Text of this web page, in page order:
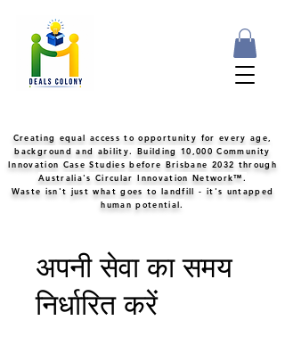
Creating equal access to opportunity for every age,
background and ability. Building 10,000 Community
Innovation Case Studies before Brisbane 2032 through
Australia's Circular Innovation Network™.
Waste isn't just what goes to landfill - it's untapped
human potential.
अपनी सेवा का समय
निर्धारित करें